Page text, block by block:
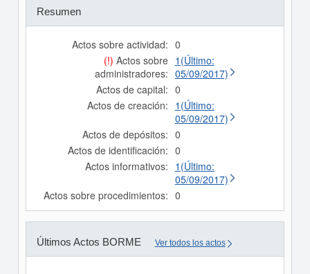
Resumen
Actos sobre actividad: 0
(!) Actos sobre
administradores:
1(Último:
05/09/2017)
Actos de capital: 0
Actos de creación: 1(Último:
05/09/2017)
Actos de depósitos: 0
Actos de identificación: 0
Actos informativos: 1(Último:
05/09/2017)
Actos sobre procedimientos: 0
Últimos Actos BORME Ver todos los actos